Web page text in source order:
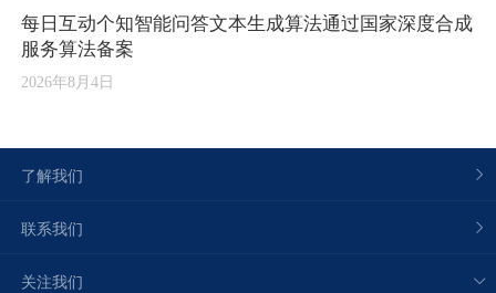
每日互动个知智能问答文本生成算法通过国家深度合成
服务算法备案
2026年8月4日
了解我们
联系我们
关注我们